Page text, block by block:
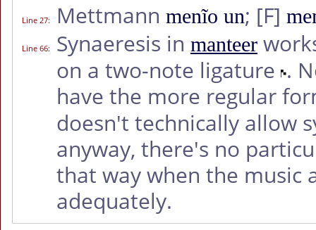
Line 27: Mettmann menĩo un; [F]
Line 66: Synaeresis in manteer
on a two-note ligature .
have the more regular
doesn't technically allow
anyway, there's no
that way when the music
adequately.